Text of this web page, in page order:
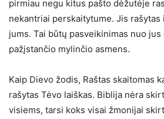
pirmiau negu kitus pašto dėžutėje
nekantriai perskaitytume. Jis
jums. Tai būtų pasveikinimas nuo jus
pažįstančio mylinčio asmens.
Kaip Dievo žodis, Raštas skaitomas
rašytas Tėvo laiškas. Biblija nėra
visiems, tarsi koks visai žmonijai